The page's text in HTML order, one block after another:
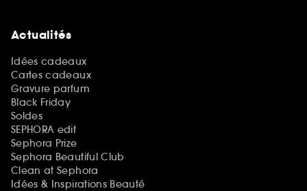
Actualités
Idées cadeaux
Cartes cadeaux
Gravure parfum
Black Friday
Soldes
SEPHORA edit
Sephora Prize
Sephora Beautiful Club
Clean at Sephora
Idées & Inspirations Beauté